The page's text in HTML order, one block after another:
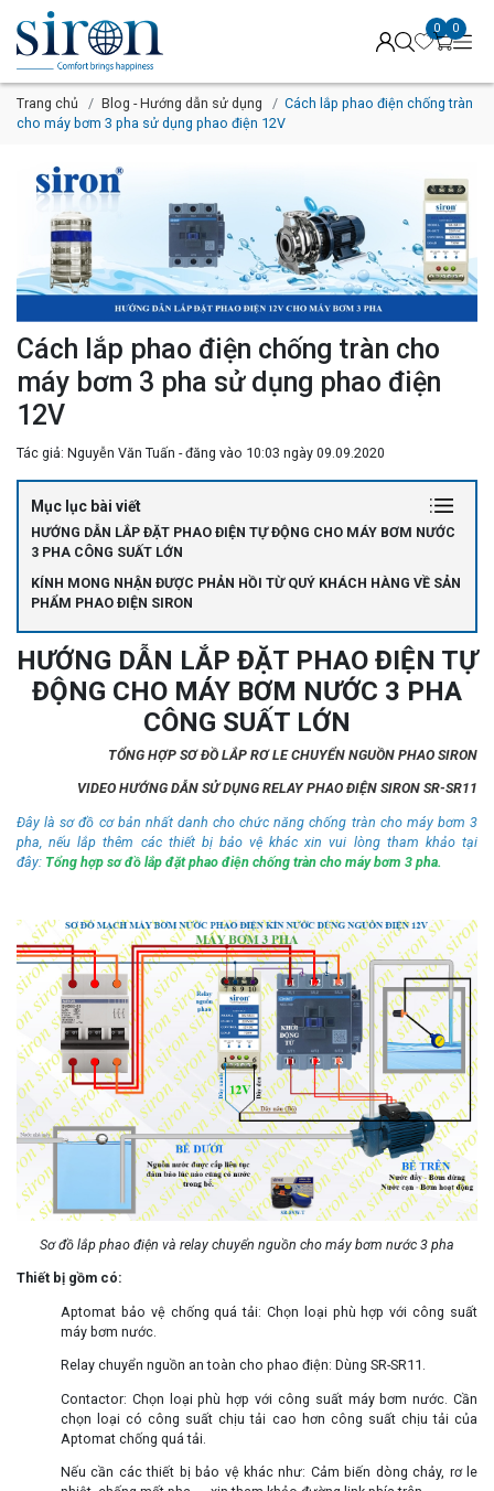
0 0
Trang chủ Blog - Hướng dẫn sử dụng
Cách lắp phao điện chống tràn
cho máy bơm 3 pha sử dụng phao điện 12V
Cách lắp phao điện chống tràn cho
máy bơm 3 pha sử dụng phao điện
12V
Tác giả: Nguyễn Văn Tuấn - đăng vào 10:03 ngày 09.09.2020
Mục lục bài viết
HƯỚNG DẪN LẮP ĐẶT PHAO ĐIỆN TỰ ĐỘNG CHO MÁY BƠM NƯỚC
3 PHA CÔNG SUẤT LỚN
KÍNH MONG NHẬN ĐƯỢC PHẢN HỒI TỪ QUÝ KHÁCH HÀNG VỀ SẢN
PHẨM PHAO ĐIỆN SIRON
HƯỚNG DẪN LẮP ĐẶT PHAO ĐIỆN TỰ
ĐỘNG CHO MÁY BƠM NƯỚC 3 PHA
CÔNG SUẤT LỚN
TỔNG HỢP SƠ ĐỒ LẮP RƠ LE CHUYỂN NGUỒN PHAO SIRON
VIDEO HƯỚNG DẪN SỬ DỤNG RELAY PHAO ĐIỆN SIRON SR-SR11
Đây là sơ đồ cơ bản nhất danh cho chức năng chống tràn cho máy bơm 3
pha, nếu lắp thêm các thiết bị bảo vệ khác xin vui lòng tham khảo tại
đây: Tổng hợp sơ đồ lắp đặt phao điện chống tràn cho máy bơm 3 pha.
Sơ đồ lắp phao điện và relay chuyển nguồn cho máy bơm nước 3 pha
Thiết bị gồm có:
Aptomat bảo vệ chống quá tải: Chọn loại phù hợp với công suất
máy bơm nước.
Relay chuyển nguồn an toàn cho phao điện: Dùng SR-SR11.
Contactor: Chọn loại phù hợp với công suất máy bơm nước. Cần
chọn loại có công suất chịu tải cao hơn công suất chịu tải của
Aptomat chống quá tải.
Nếu cần các thiết bị bảo vệ khác như: Cảm biến dòng chảy, rơ le